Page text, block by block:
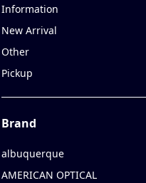
Information
New Arrival
Other
Pickup
Brand
albuquerque
AMERICAN OPTICAL